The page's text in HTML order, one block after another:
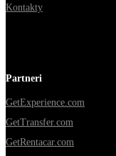
Kontakty
Partneri
GetExperience.com
GetTransfer.com
GetRentacar.com